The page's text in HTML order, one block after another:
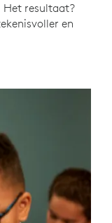
resultaat?
en